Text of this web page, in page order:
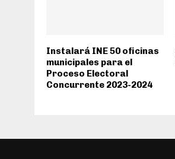
Instalará INE 50 oficinas
municipales para el
Proceso Electoral
Concurrente 2023-2024